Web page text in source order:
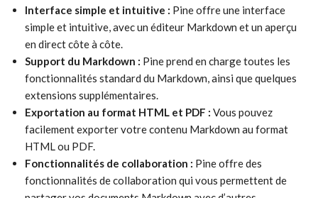
Interface simple et intuitive : Pine offre une interface
simple et intuitive, avec un éditeur Markdown et un aperçu
en direct côte à côte.
Support du Markdown : Pine prend en charge toutes les
fonctionnalités standard du Markdown, ainsi que quelques
extensions supplémentaires.
Exportation au format HTML et PDF : Vous pouvez
facilement exporter votre contenu Markdown au format
HTML ou PDF.
Fonctionnalités de collaboration : Pine offre des
fonctionnalités de collaboration qui vous permettent de